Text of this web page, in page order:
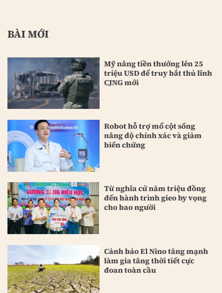
BÀI MỚI
Mỹ nâng tiền thưởng lên 25
triệu USD để truy bắt thủ lĩnh
CJNG mới
Robot hỗ trợ mổ cột sống
nâng độ chính xác và giảm
biến chứng
Từ nghĩa cử năm triệu đồng
đến hành trình gieo hy vọng
cho bao người
Cảnh báo El Nino tăng mạnh
làm gia tăng thời tiết cực
đoan toàn cầu